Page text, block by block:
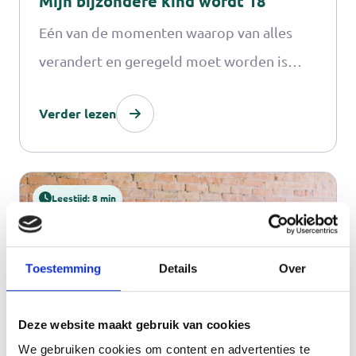
Toestemming Details Over
Deze website maakt gebruik van cookies
We gebruiken cookies om content en advertenties te
Eén van de momenten waarop van alles
verandert en geregeld moet worden is
raadzaam om drie maanden van tevoren te
aanvragen. De financiële
verantwoordelijkheid van ouders stopt
niet bij het 18de jaar. Zij hebben
onderhoudsplicht tot de leeftijd van 21
jaar en moeten dus blijven bijdragen in de
kosten van studie en levensonderhoud.
Verder lezen
Leestijd: 8 min